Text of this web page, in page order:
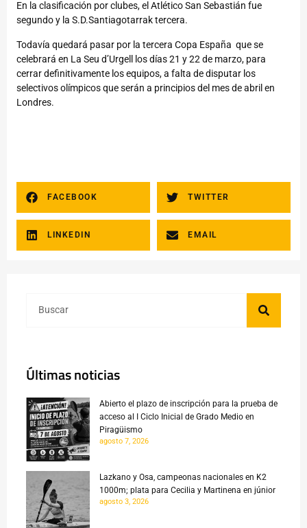
En la clasificación por clubes, el Atlético San Sebastián fue
segundo y la S.D.Santiagotarrak tercera.
Todavía quedará pasar por la tercera Copa España que se
celebrará en La Seu d’Urgell los días 21 y 22 de marzo, para
cerrar definitivamente los equipos, a falta de disputar los
selectivos olímpicos que serán a principios del mes de abril en
Londres.
FACEBOOK TWITTER
LINKEDIN EMAIL
Últimas noticias
Abierto el plazo de inscripción para la prueba de
acceso al I Ciclo Inicial de Grado Medio en
Piragüismo
agosto 7, 2026
Lazkano y Osa, campeonas nacionales en K2
1000m; plata para Cecilia y Martinena en júnior
agosto 3, 2026